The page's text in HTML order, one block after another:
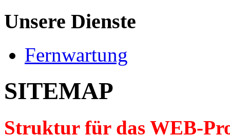
Unsere Dienste
Fernwartung
SITEMAP
Struktur für das WEB-